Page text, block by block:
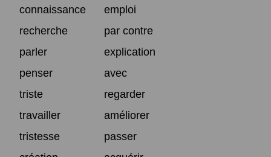
connaissance
emploi
recherche
par contre
parler
explication
penser
avec
triste
regarder
travailler
améliorer
tristesse
passer